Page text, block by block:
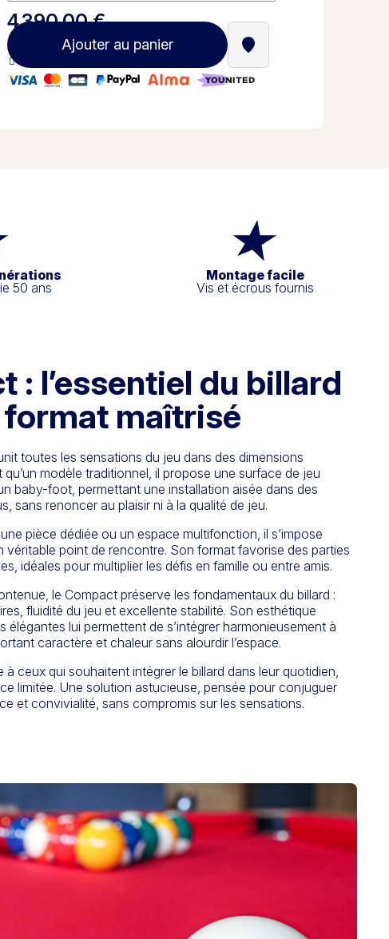
4 390,00 €
Ajouter au panier Trouver un revendeur
Paiement 100% sécurisé
50 ans
Montage facile
Vis et écrous fournis
: l’essentiel du billard
maîtrisé
toutes les sensations du jeu dans des dimensions
qu’un modèle traditionnel, il propose une surface de jeu
baby-foot, permettant une installation aisée dans des
sans renoncer au plaisir ni à la qualité de jeu.
pièce dédiée ou un espace multifonction, il s’impose
véritable point de rencontre. Son format favorise des parties
idéales pour multiplier les défis en famille ou entre amis.
le Compact préserve les fondamentaux du billard :
fluidité du jeu et excellente stabilité. Son esthétique
élégantes lui permettent de s’intégrer harmonieusement à
caractère et chaleur sans alourdir l’espace.
à ceux qui souhaitent intégrer le billard dans leur quotidien,
limitée. Une solution astucieuse, pensée pour conjuguer
et convivialité, sans compromis sur les sensations.